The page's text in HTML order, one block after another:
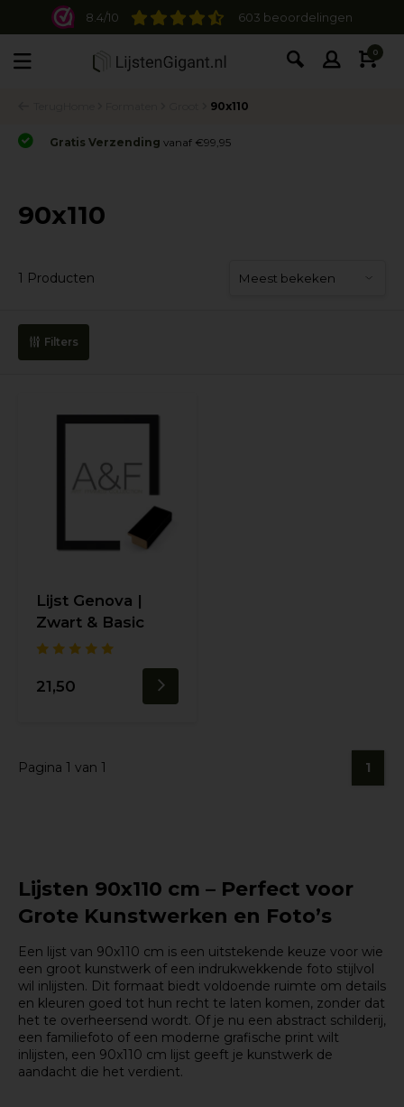
8.4/10 603 beoordelingen
0
90x110
Gratis Verzending vanaf €99,95
90x110
1 Producten
Filters
Lijst Genova |
Zwart & Basic
21,50
Pagina 1 van 1 1
Lijsten 90x110 cm – Perfect voor
Grote Kunstwerken en Foto’s
Een lijst van 90x110 cm is een uitstekende keuze voor wie
een groot kunstwerk of een indrukwekkende foto stijlvol
wil inlijsten. Dit formaat biedt voldoende ruimte om details
en kleuren goed tot hun recht te laten komen, zonder dat
het te overheersend wordt. Of je nu een abstract schilderij,
een familiefoto of een moderne grafische print wilt
inlijsten, een 90x110 cm lijst geeft je kunstwerk de
aandacht die het verdient.